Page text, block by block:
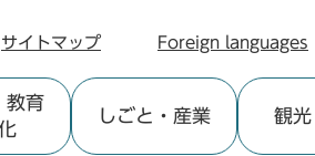
サイトマップ Foreign languages
教育
しごと ・産業 観光